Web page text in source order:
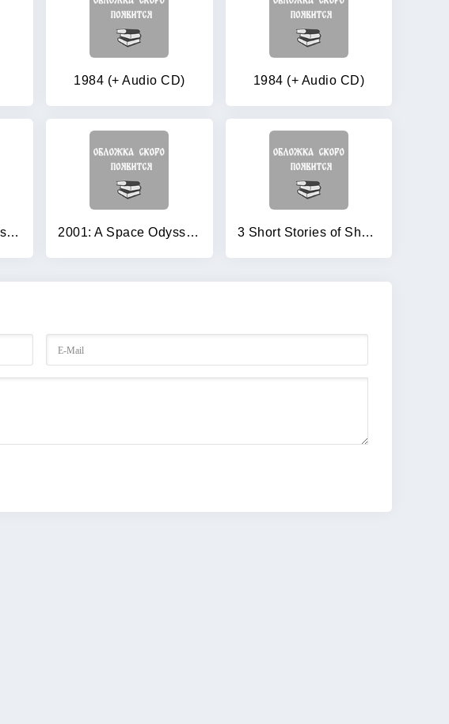
1984 (+ Audio CD) 1984 (+ Audio CD)
2001: A Space Odyssey (+ Audio CD) 2001: A Space Odyssey (+ Audio CD) 3 Short Stories of Sherlock Holmes (+ Audio CD)